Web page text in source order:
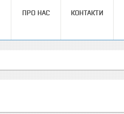
ПРО НАС КОНТАКТИ